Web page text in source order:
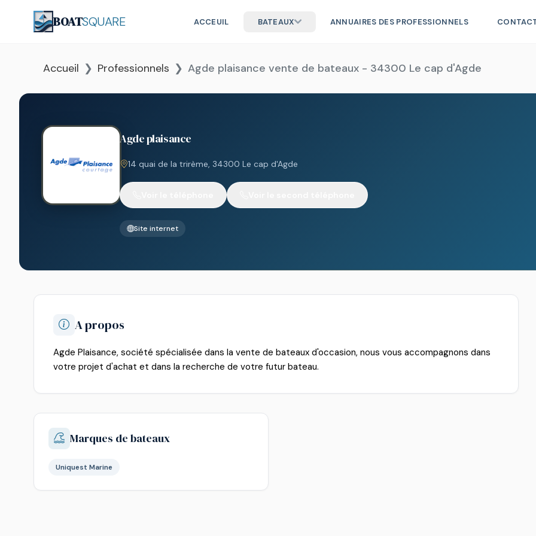
BOATSQUARE ACCEUIL BATEAUX ANNUAIRES DES PROFESSIONNELS
Accueil Professionnels Agde plaisance vente de bateaux - 34300 Le cap d'Agde
Agde plaisance
14 quai de la trirème, 34300 Le cap d'Agde
Site internet
A propos
Agde Plaisance, société spécialisée dans la vente de bateaux d'occasion, nous vous accompagnons dans
votre projet d'achat et dans la recherche de votre futur bateau.
Marques de bateaux
Uniquest Marine